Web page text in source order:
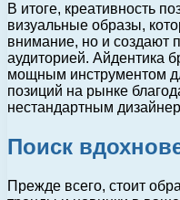
В итоге, креативность
визуальные образы,
внимание, но и создают
аудиторией. Айдентика
мощным инструментом
позиций на рынке
нестандартным
Поиск
Прежде всего, стоит